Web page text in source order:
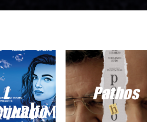
L
Pathos